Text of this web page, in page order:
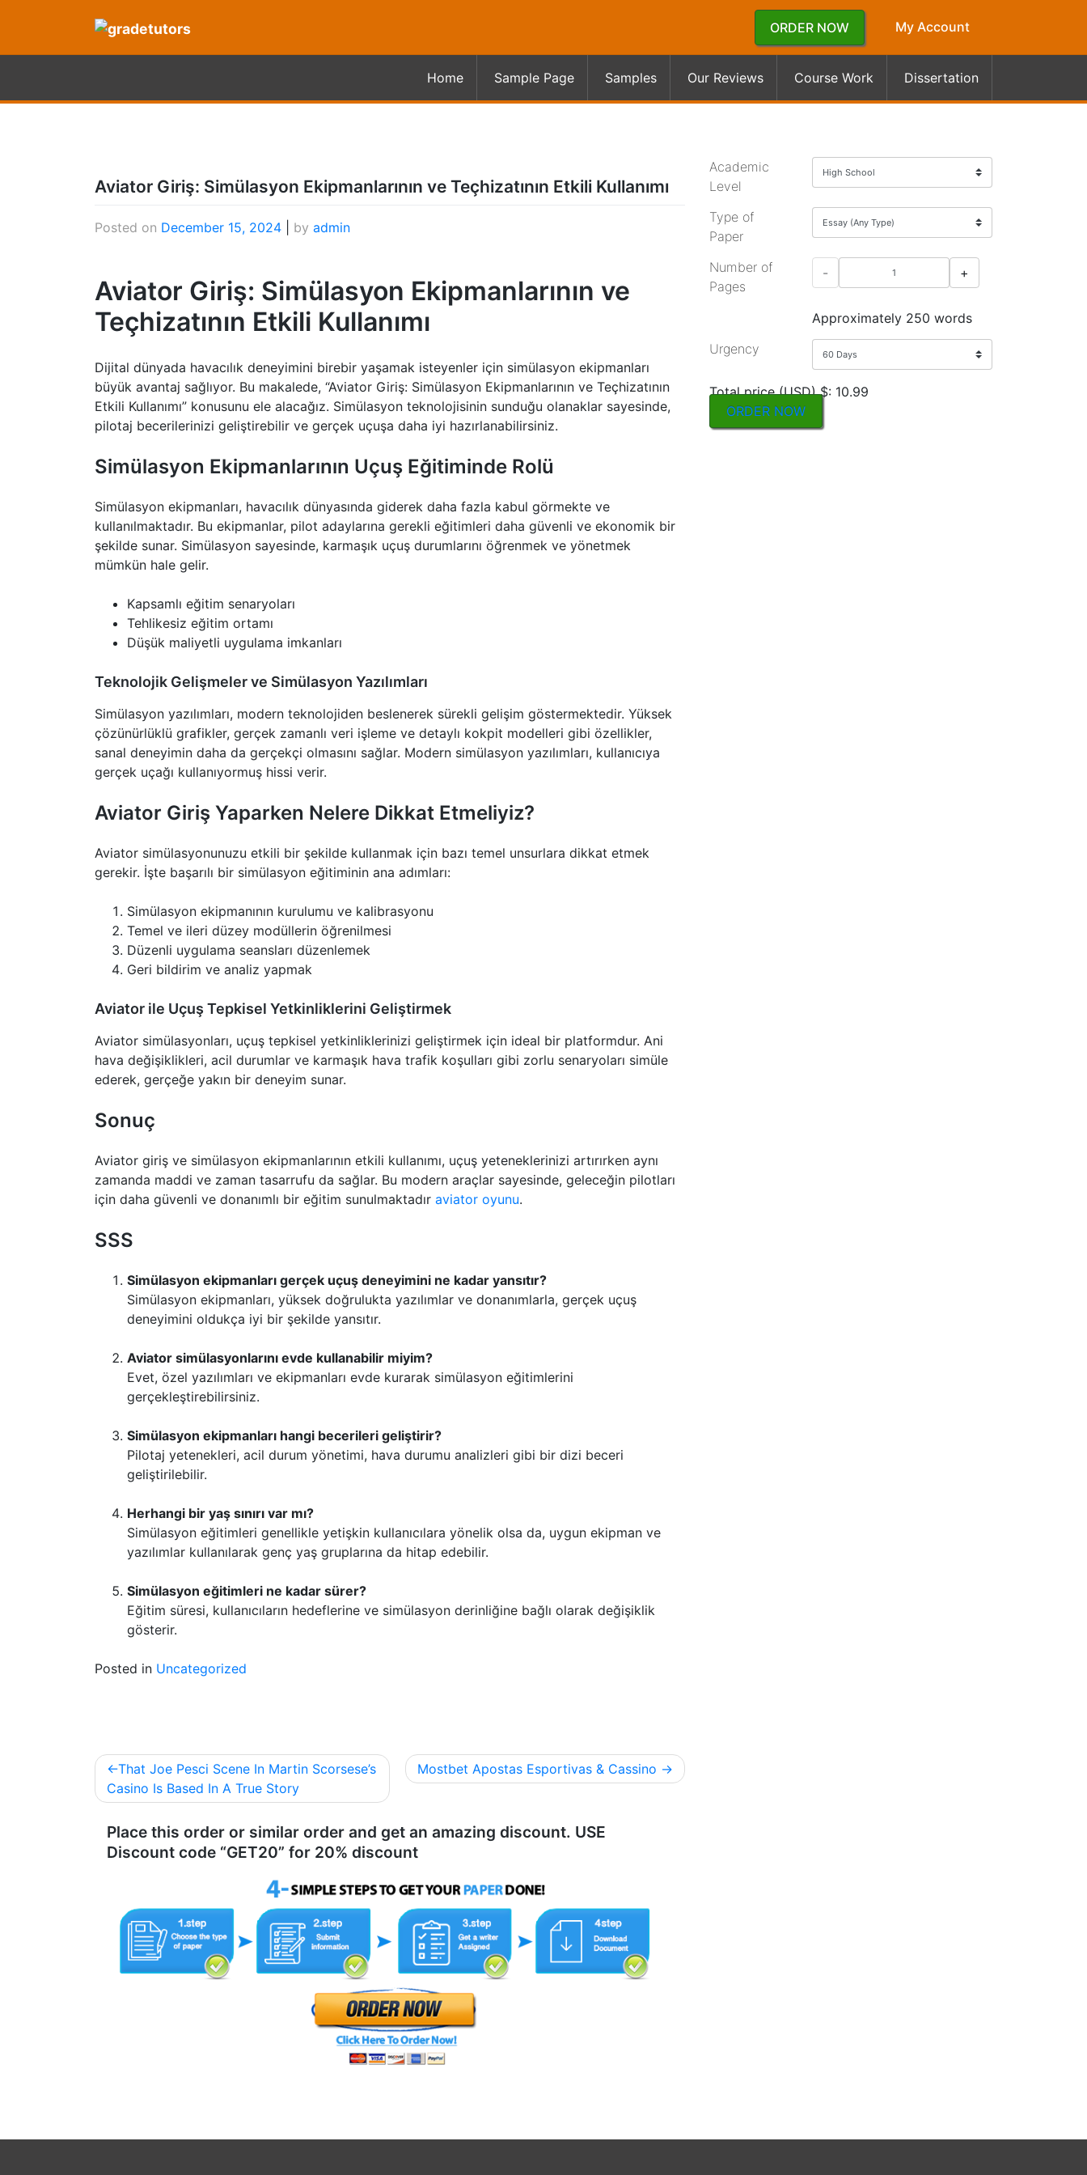
ORDER NOW My Account
Home Sample Page Samples Our Reviews Course Work Dissertation
Aviator Giriş: Simülasyon Ekipmanlarının ve Teçhizatının Etkili Kullanımı
Posted on December 15, 2024 by admin
Aviator Giriş: Simülasyon Ekipmanlarının ve
Teçhizatının Etkili Kullanımı
Dijital dünyada havacılık deneyimini birebir yaşamak isteyenler için simülasyon ekipmanları
büyük avantaj sağlıyor. Bu makalede, “Aviator Giriş: Simülasyon Ekipmanlarının ve Teçhizatının
Etkili Kullanımı” konusunu ele alacağız. Simülasyon teknolojisinin sunduğu olanaklar sayesinde,
pilotaj becerilerinizi geliştirebilir ve gerçek uçuşa daha iyi hazırlanabilirsiniz.
Simülasyon Ekipmanlarının Uçuş Eğitiminde Rolü
Simülasyon ekipmanları, havacılık dünyasında giderek daha fazla kabul görmekte ve
kullanılmaktadır. Bu ekipmanlar, pilot adaylarına gerekli eğitimleri daha güvenli ve ekonomik bir
şekilde sunar. Simülasyon sayesinde, karmaşık uçuş durumlarını öğrenmek ve yönetmek
mümkün hale gelir.
Kapsamlı eğitim senaryoları
Tehlikesiz eğitim ortamı
Düşük maliyetli uygulama imkanları
Teknolojik Gelişmeler ve Simülasyon Yazılımları
Simülasyon yazılımları, modern teknolojiden beslenerek sürekli gelişim göstermektedir. Yüksek
çözünürlüklü grafikler, gerçek zamanlı veri işleme ve detaylı kokpit modelleri gibi özellikler,
sanal deneyimin daha da gerçekçi olmasını sağlar. Modern simülasyon yazılımları, kullanıcıya
gerçek uçağı kullanıyormuş hissi verir.
Aviator Giriş Yaparken Nelere Dikkat Etmeliyiz?
Aviator simülasyonunuzu etkili bir şekilde kullanmak için bazı temel unsurlara dikkat etmek
gerekir. İşte başarılı bir simülasyon eğitiminin ana adımları:
Simülasyon ekipmanının kurulumu ve kalibrasyonu
Temel ve ileri düzey modüllerin öğrenilmesi
Düzenli uygulama seansları düzenlemek
Geri bildirim ve analiz yapmak
Aviator ile Uçuş Tepkisel Yetkinliklerini Geliştirmek
Aviator simülasyonları, uçuş tepkisel yetkinliklerinizi geliştirmek için ideal bir platformdur. Ani
hava değişiklikleri, acil durumlar ve karmaşık hava trafik koşulları gibi zorlu senaryoları simüle
ederek, gerçeğe yakın bir deneyim sunar.
Sonuç
Aviator giriş ve simülasyon ekipmanlarının etkili kullanımı, uçuş yeteneklerinizi artırırken aynı
zamanda maddi ve zaman tasarrufu da sağlar. Bu modern araçlar sayesinde, geleceğin pilotları
için daha güvenli ve donanımlı bir eğitim sunulmaktadır aviator oyunu.
SSS
Simülasyon ekipmanları gerçek uçuş deneyimini ne kadar yansıtır?
Simülasyon ekipmanları, yüksek doğrulukta yazılımlar ve donanımlarla, gerçek uçuş
deneyimini oldukça iyi bir şekilde yansıtır.
Aviator simülasyonlarını evde kullanabilir miyim?
Evet, özel yazılımları ve ekipmanları evde kurarak simülasyon eğitimlerini
gerçekleştirebilirsiniz.
Simülasyon ekipmanları hangi becerileri geliştirir?
Pilotaj yetenekleri, acil durum yönetimi, hava durumu analizleri gibi bir dizi beceri
geliştirilebilir.
Herhangi bir yaş sınırı var mı?
Simülasyon eğitimleri genellikle yetişkin kullanıcılara yönelik olsa da, uygun ekipman ve
yazılımlar kullanılarak genç yaş gruplarına da hitap edebilir.
Simülasyon eğitimleri ne kadar sürer?
Eğitim süresi, kullanıcıların hedeflerine ve simülasyon derinliğine bağlı olarak değişiklik
gösterir.
Posted in Uncategorized
Post
navigation
That Joe Pesci Scene In Martin Scorsese’s
Casino Is Based In A True Story
Mostbet Apostas Esportivas & Cassino
Place this order or similar order and get an amazing discount. USE
Discount code “GET20” for 20% discount
Academic
Level
Type of
Paper
Number of
Pages
- +
Approximately 250 words
Urgency
Total price (USD) $: 10.99
ORDER NOW